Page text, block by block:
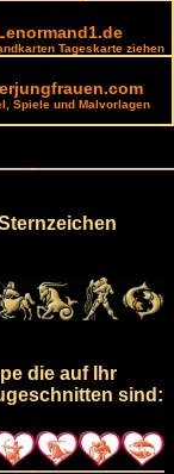
Tageskarte ziehen
Spiele und Malvorlagen
die auf Ihr
sind: